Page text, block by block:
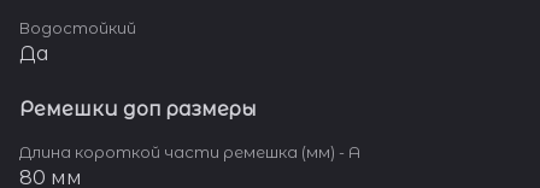
Водостойкий
Да
Ремешки доп размеры
Длина короткой части ремешка (мм) - A
80 мм